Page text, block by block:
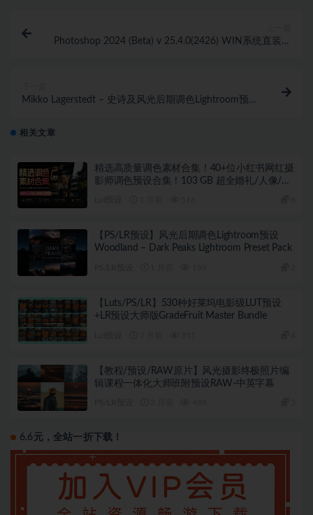
Photoshop 2024 (Beta) v 25.4.0(2426) WIN系统直装破
Mikko Lagerstedt – 史诗及风光后期调色Lightroom预设
相关文章
精选高质量调色素材合集！40+位小红书网红摄
影师调色预设合集！103 GB 超全婚礼/人像/风
【PS/LR预设】风光后期调色Lightroom预设
Woodland – Dark Peaks Lightroom Preset Pack
【Luts/PS/LR】530种好莱坞电影级LUT预设
+LR预设大师版GradeFruit Master Bundle
【教程/预设/RAW原片】风光摄影终极照片编
辑课程一体化大师班附预设RAW-中英字幕
6.6元，全站一折下载！